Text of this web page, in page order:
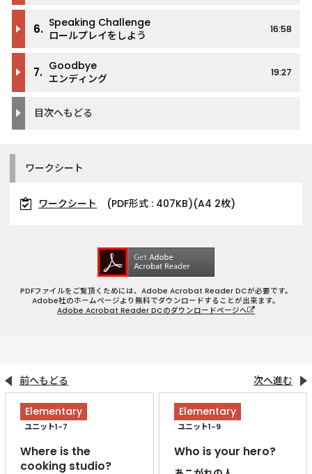
6. Speaking Challenge
ロールプレイをしよう
16:58
7. Goodbye
エンディング
19:27
目次へもどる
ワークシート
ワークシート (PDF形式 : 407KB)(A4 2枚)
PDFファイルをご覧頂くためには、Adobe Acrobat Reader DCが必要です。
Adobe社のホームページより無料でダウンロードすることが出来ます。
Adobe Acrobat Reader DCのダウンロードページへ
前へもどる
Elementary
ユニット1-7
Where is the
cooking studio?
次へ進む
Elementary
ユニット1-9
Who is your hero?